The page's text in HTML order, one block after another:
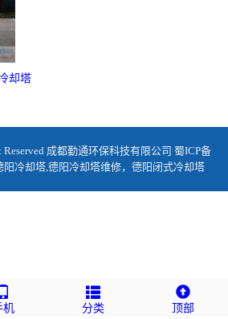
却塔
机 分类 顶部
成都勤通环保科技有限公司 蜀ICP备
阳冷却塔,德阳冷却塔维修， 德阳闭式冷却塔